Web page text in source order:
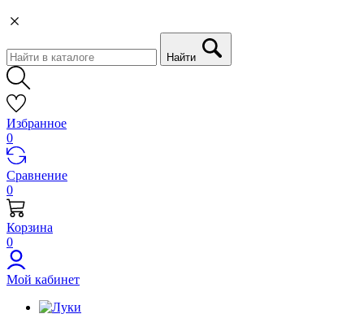
Найти
Избранное
0
Сравнение
0
Корзина
0
Мой кабинет